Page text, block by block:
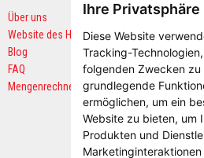
Ihre
Diese Website
Tracking-
folgenden Zwecken zu
grundlegende
ermöglichen, um ein
Website zu bieten, um
Produkten und
r
b
e
t
o
n
Über uns
Website des Herstellers
Blog
FAQ
Mengenrechner